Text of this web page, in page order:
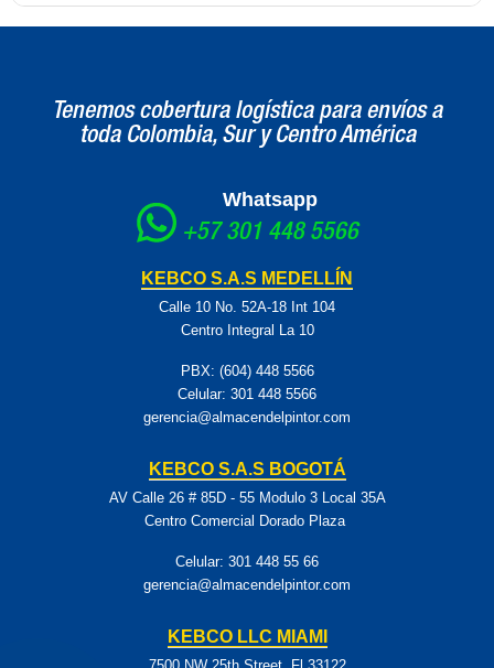
El dispositivo cuenta con una garantía de 2 años, lo que asegura su
Tenemos cobertura logística para envíos a
toda Colombia, Sur y Centro América
Whatsapp
+57 301 448 5566
KEBCO S.A.S MEDELLÍN
Calle 10 No. 52A-18 Int 104
Centro Integral La 10
PBX: (604) 448 5566
Celular: 301 448 5566
gerencia@almacendelpintor.com
KEBCO S.A.S BOGOTÁ
AV Calle 26 # 85D - 55 Modulo 3 Local 35A
Centro Comercial Dorado Plaza
Celular: 301 448 55 66
gerencia@almacendelpintor.com
KEBCO LLC MIAMI